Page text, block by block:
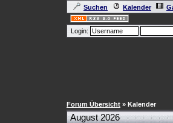
Suchen Kalender
Login:
Forum Übersicht » Kalender
August 2026